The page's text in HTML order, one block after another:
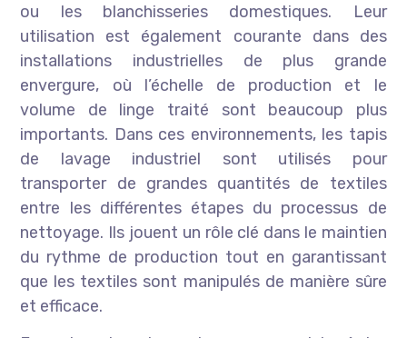
ou les blanchisseries domestiques. Leur
utilisation est également courante dans des
installations industrielles de plus grande
envergure, où l’échelle de production et le
volume de linge traité sont beaucoup plus
importants. Dans ces environnements, les tapis
de lavage industriel sont utilisés pour
transporter de grandes quantités de textiles
entre les différentes étapes du processus de
nettoyage. Ils jouent un rôle clé dans le maintien
du rythme de production tout en garantissant
que les textiles sont manipulés de manière sûre
et efficace.